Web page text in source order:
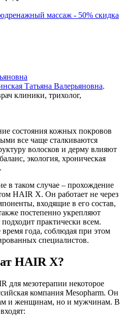
массаж - 50% скидка
Татьяна Валерьяновна.
клиники, трихолог,
состояния кожных покровов
все чаще сталкиваются
волосков и дерму влияют
экология, хроническая
в таком случае – прохождение
HAIR X. Он работает не через
входящие в его состав,
постепенно укрепляют
практически всем.
года, соблюдая при этом
специалистов.
HAIR X?
для мезотерапии некоторое
компания Mesopharm. Он
и женщинам, но и мужчинам. В